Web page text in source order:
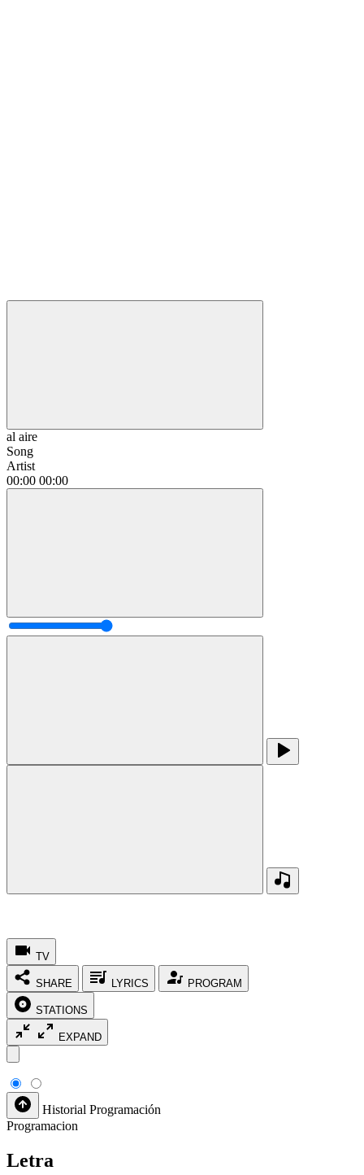
al aire
Song
Artist
00:00 00:00
TV
SHARE LYRICS PROGRAM
STATIONS
EXPAND
Historial Programación
Programacion
Letra